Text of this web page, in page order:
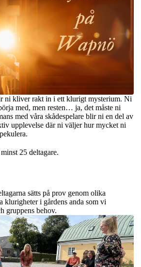
ni kliver rakt in i ett klurigt mysterium. Ni
med, men resten… ja, det måste ni
med våra skådespelare blir ni en del av
upplevelse där ni väljer hur mycket ni
25 deltagare.
sätts på prov genom olika
klurigheter i gårdens anda som vi
gruppens behov.